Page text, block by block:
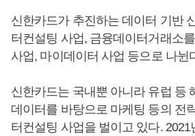
신한카드가 추진하는 데이터 기반
터컨설팅 사업, 금융데이터거래소
사업, 마이데이터 사업 등으로 나뉜
신한카드는 국내뿐 아니라 유럽 등
데이터를 바탕으로 마케팅 등의 전
터컨설팅 사업을 벌이고 있다. 2021